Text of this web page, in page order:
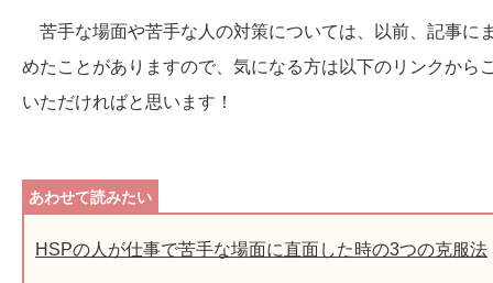
苦手な場面や苦手な人の対策については、以前、記事に
めたことがありますので、気になる方は以下のリンクから
いただければと思います！
HSPの人が仕事で苦手な場面に直面した時の3つの克服法